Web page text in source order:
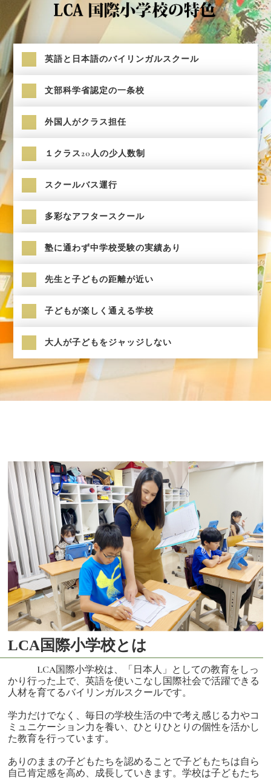
英語と日本語のバイリンガルスクール
文部科学省認定の一条校
外国人がクラス担任
１クラス20人の少人数制
スクールバス運行
多彩なアフタースクール
塾に通わず中学校受験の実績あり
先生と子どもの距離が近い
子どもが楽しく通える学校
大人が子どもをジャッジしない
LCA国際小学校とは
LCA国際小学校は、「日本人」としての教育をしっ
かり行った上で、英語を使いこなし国際社会で活躍できる
人材を育てるバイリンガルスクールです。
学力だけでなく、毎日の学校生活の中で考え感じる力やコ
ミュニケーション力を養い、ひとりひとりの個性を活かし
た教育を行っています。
ありのままの子どもたちを認めることで子どもたちは自ら
自己肯定感を高め、成長していきます。学校は子どもたち